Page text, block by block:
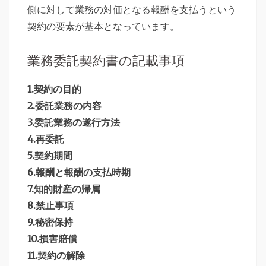
側に対して業務の対価となる報酬を支払うという
契約の要素が基本となっています。
業務委託契約書の記載事項
1.契約の目的
2.委託業務の内容
3.委託業務の遂行方法
4.再委託
5.契約期間
6.報酬と報酬の支払時期
7.知的財産の帰属
8.禁止事項
9.秘密保持
10.損害賠償
11.契約の解除